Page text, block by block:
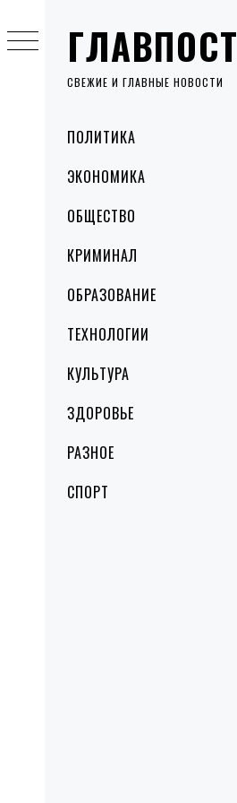
ГЛАВПОСТ
СВЕЖИЕ И ГЛАВНЫЕ НОВОСТИ
MenuПОЛИТИКА
ЭКОНОМИКА
ОБЩЕСТВО
КРИМИНАЛ
ОБРАЗОВАНИЕ
ТЕХНОЛОГИИ
КУЛЬТУРА
ЗДОРОВЬЕ
РАЗНОЕ
СПОРТ
to
content